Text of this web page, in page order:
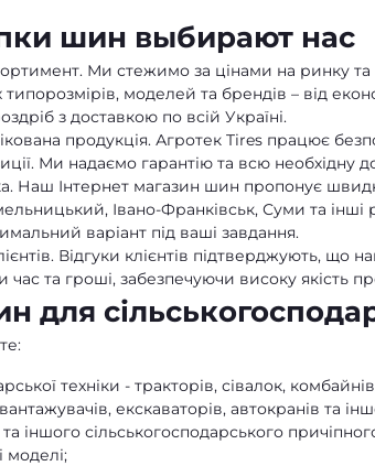
шин выбирают нас
Ми стежимо за цінами на ринку та
типорозмірів, моделей та брендів – від
з доставкою по всій Україні.
продукція. Агротек Tires працює
Ми надаємо гарантію та всю
Наш Інтернет магазин шин пропонує
Івано-Франківськ, Суми та
варіант під ваші завдання.
Відгуки клієнтів підтверджують,
та гроші, забезпечуючи високу якість
техніки - тракторів, сівалок,
екскаваторів, автокранів та
іншого сільськогосподарського
моделі;